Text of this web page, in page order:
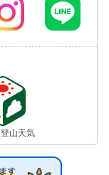
山天気